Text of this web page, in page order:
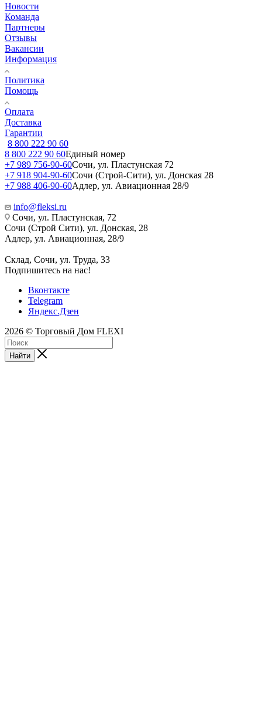
Новости
Команда
Партнеры
Отзывы
Вакансии
Информация
Политика
Помощь
Оплата
Доставка
Гарантии
8 800 222 90 60
8 800 222 90 60Единый номер
+7 989 756-90-60Сочи, ул. Пластунская 72
+7 918 904-90-60Сочи (Строй-Сити), ул. Донская 28
+7 988 406-90-60Адлер, ул. Авиационная 28/9
info@fleksi.ru
Сочи, ул. Пластунская, 72
Сочи (Строй Сити), ул. Донская, 28
Адлер, ул. Авиационная, 28/9
Склад, Сочи, ул. Труда, 33
Подпишитесь на нас!
Вконтакте
Telegram
Яндекс.Дзен
2026 © Торговый Дом FLEXI
Найти